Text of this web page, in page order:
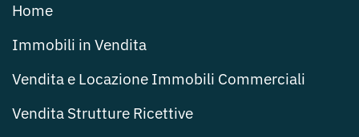
Home
Immobili in Vendita
Vendita e Locazione Immobili Commerciali
Vendita Strutture Ricettive